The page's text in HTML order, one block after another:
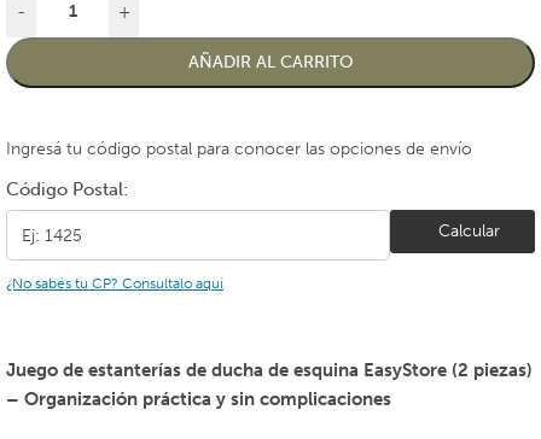
- +
AÑADIR AL CARRITO
Ingresá tu código postal para conocer las opciones de envío
Código Postal:
Calcular
¿No sabés tu CP? Consultalo aquí
Juego de estanterías de ducha de esquina EasyStore (2 piezas)
– Organización práctica y sin complicaciones